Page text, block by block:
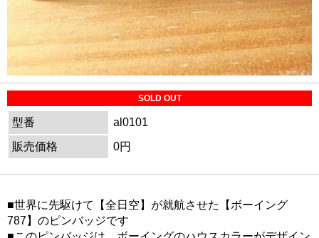
SOLD OUT
型番
al0101
販売価格
0円
■世界に先駆けて【全日空】が就航させた【ボーイング
787】のピンバッジです